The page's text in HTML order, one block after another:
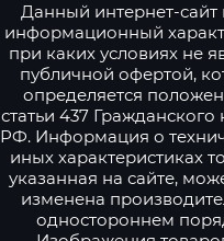
Данный интернет-сайт
информационный
при каких условиях не
публичной офертой,
определяется
статьи 437 Гражданского
РФ. Информация о
иных характеристиках
указанная на сайте,
изменена
одностороннем